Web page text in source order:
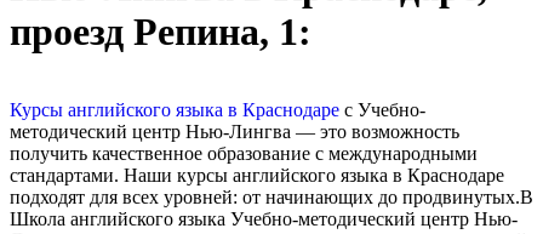
проезд Репина, 1:
Курсы английского языка в Краснодаре с Учебно-
методический центр Нью-Лингва — это возможность
получить качественное образование с международными
стандартами. Наши курсы английского языка в Краснодаре
подходят для всех уровней: от начинающих до продвинутых.В
Школа английского языка Учебно-методический центр Нью-